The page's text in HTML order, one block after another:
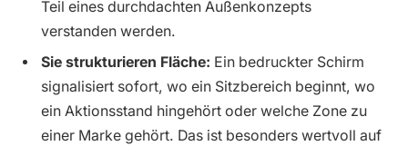
Teil eines durchdachten Außenkonzepts
verstanden werden.
Sie strukturieren Fläche: Ein bedruckter Schirm
signalisiert sofort, wo ein Sitzbereich beginnt, wo
ein Aktionsstand hingehört oder welche Zone zu
einer Marke gehört. Das ist besonders wertvoll auf